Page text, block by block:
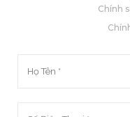
Chính